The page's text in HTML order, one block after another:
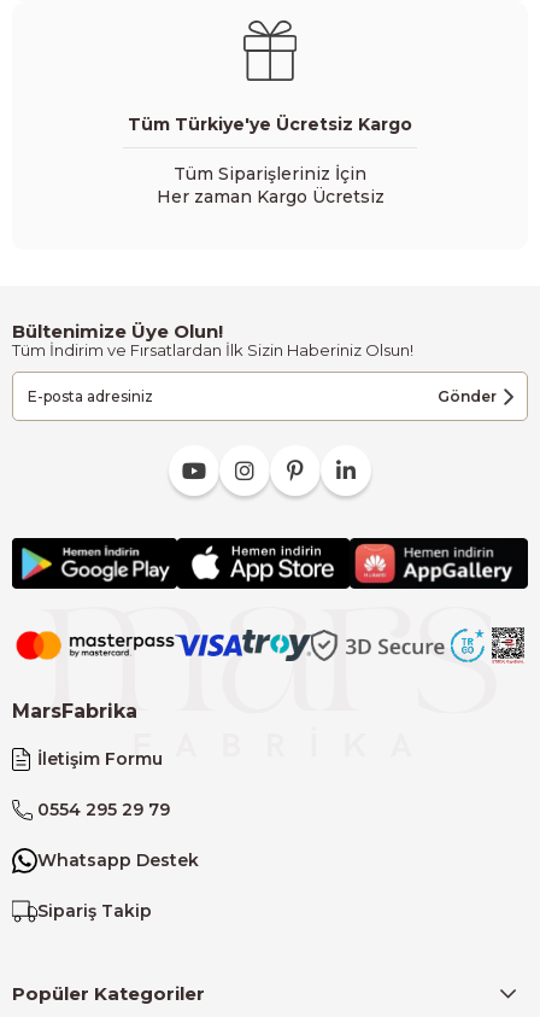
Tüm Türkiye'ye Ücretsiz Kargo
Tüm Siparişleriniz İçin
Her zaman Kargo Ücretsiz
Bültenimize Üye Olun!
Tüm İndirim ve Fırsatlardan İlk Sizin Haberiniz Olsun!
Gönder
MarsFabrika
İletişim Formu
0554 295 29 79
Whatsapp Destek
Sipariş Takip
Popüler Kategoriler